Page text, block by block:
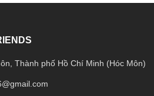
Thành phố Hồ Chí Minh (Hóc Môn)